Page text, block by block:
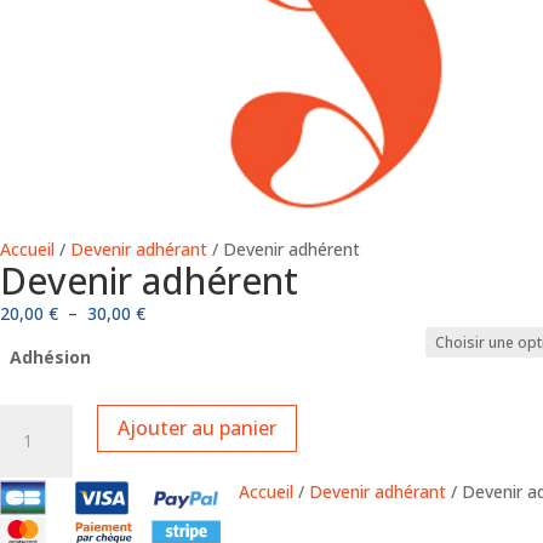
Accueil / Devenir adhérant / Devenir adhérent
Devenir adhérent
20,00 € – 30,00 €Plage
à
30,00 €
Adhésion
adhérent
Ajouter au panier
Accueil / Devenir adhérant / Devenir